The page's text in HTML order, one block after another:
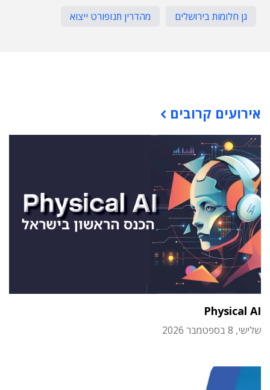
גן חלומות בירושלים מהדרין תנופורט ייצוא
אירועים קרובים
Physical AI
שלישי, 8 בספטמבר 2026